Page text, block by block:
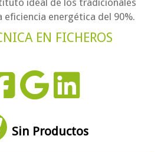
ideal de los tradicionales
eficiencia energética del 90%.
EN FICHEROS
Sin Productos